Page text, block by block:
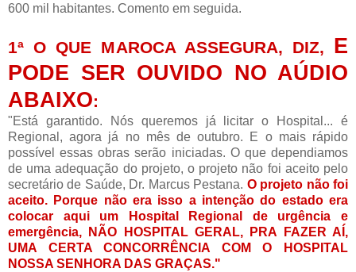
600 mil habitantes. Comento em seguida.
1ª O QUE MAROCA ASSEGURA, DIZ, E
PODE SER OUVIDO NO AÚDIO
ABAIXO:
"Está garantido. Nós queremos já licitar o Hospital... é
Regional, agora já no mês de outubro. E o mais rápido
possível essas obras serão iniciadas. O que dependiamos
de uma adequação do projeto, o projeto não foi aceito pelo
secretário de Saúde, Dr. Marcus Pestana. O projeto não foi
aceito. Porque não era isso a intenção do estado era
colocar aqui um Hospital Regional de urgência e
emergência, NÃO HOSPITAL GERAL, PRA FAZER AÍ,
UMA CERTA CONCORRÊNCIA COM O HOSPITAL
NOSSA SENHORA DAS GRAÇAS."